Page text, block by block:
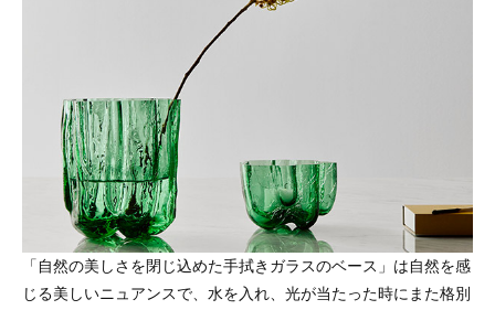
「自然の美しさを閉じ込めた手拭きガラスのベース」は自然を感
じる美しいニュアンスで、水を入れ、光が当たった時にまた格別